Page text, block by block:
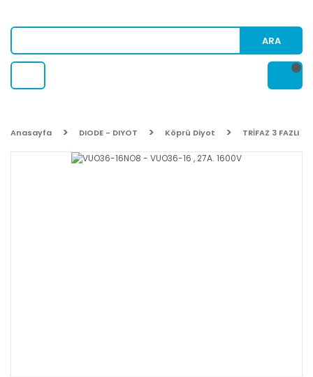
ARA
Anasayfa DIODE - DIYOT Köprü Diyot TRİFAZ 3 FAZLI